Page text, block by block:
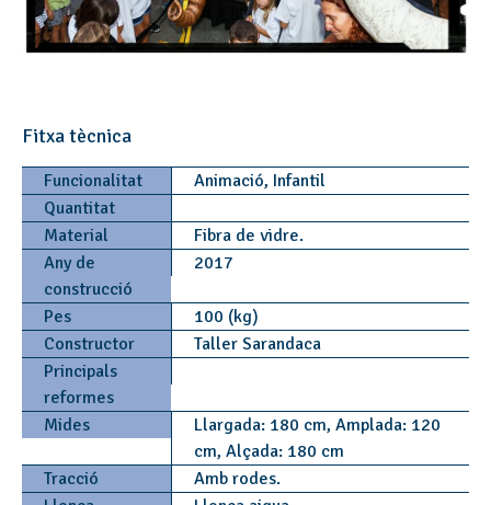
Fitxa tècnica
Funcionalitat
Animació, Infantil
Quantitat
Material
Fibra de vidre.
Any de
construcció
2017
Pes
100 (kg)
Constructor
Taller Sarandaca
Principals
reformes
Mides
Llargada: 180 cm, Amplada: 120
cm, Alçada: 180 cm
Tracció
Amb rodes.